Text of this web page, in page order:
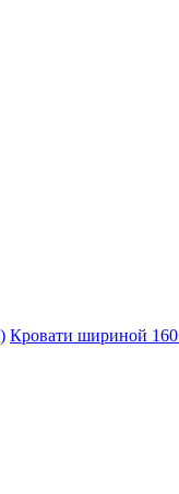
Кровати шириной 160